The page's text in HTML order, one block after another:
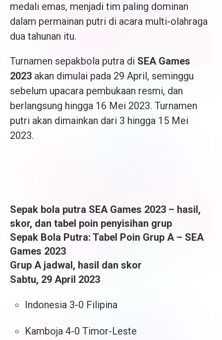
medali emas, menjadi tim paling dominan
dalam permainan putri di acara multi-olahraga
dua tahunan itu.
Turnamen sepakbola putra di SEA Games
2023 akan dimulai pada 29 April, seminggu
sebelum upacara pembukaan resmi, dan
berlangsung hingga 16 Mei 2023. Turnamen
putri akan dimainkan dari 3 hingga 15 Mei
2023.
Sepak bola putra SEA Games 2023 – hasil,
skor, dan tabel poin penyisihan grup
Sepak Bola Putra: Tabel Poin Grup A – SEA
Games 2023
Grup A jadwal, hasil dan skor
Sabtu, 29 April 2023
Indonesia 3-0 Filipina
Kamboja 4-0 Timor-Leste